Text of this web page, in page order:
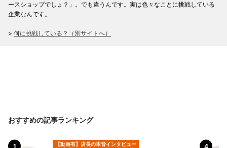
ースショップでしょ？」。でも違うんです。実は色々なことに挑戦している
企業なんです。
> 何に挑戦している？（別サイトへ）
おすすめの記事ランキング
【動画有】店長の本音インタビュー